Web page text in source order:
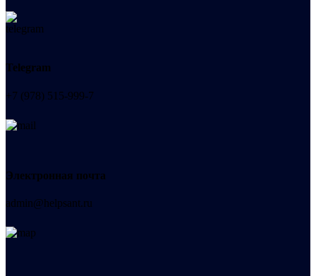
Telegram
+7 (978) 515-999-7
Электронная почта
admin@helpsant.ru